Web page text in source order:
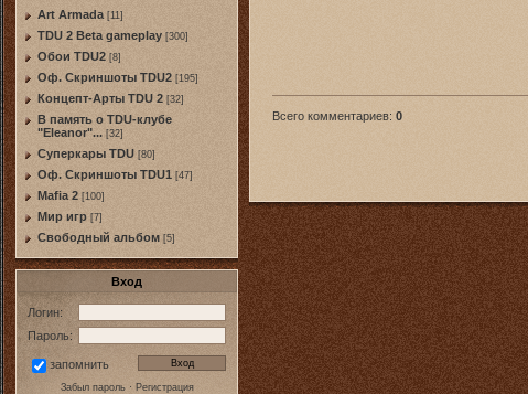
Art Armada [11]
TDU 2 Beta gameplay [300]
Обои TDU2 [8]
Оф. Скриншоты TDU2 [195]
Концепт-Арты TDU 2 [32]
В память о TDU-клубе
"Eleanor"... [32]
Суперкары TDU [80]
Оф. Скриншоты TDU1 [47]
Mafia 2 [100]
Мир игр [7]
Свободный альбом [5]
Вход
Логин:
Пароль:
запомнить
Забыл пароль· Регистрация
Всего комментариев: 0